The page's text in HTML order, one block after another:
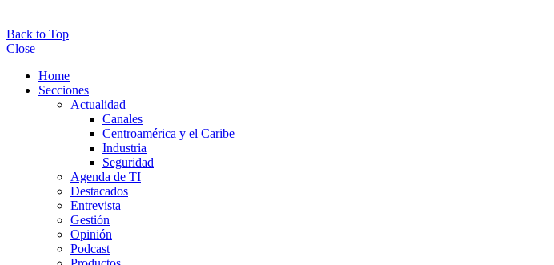
Back to Top
Close
Home
Secciones
Actualidad
Canales
Centroamérica y el Caribe
Industria
Seguridad
Agenda de TI
Destacados
Entrevista
Gestión
Opinión
Podcast